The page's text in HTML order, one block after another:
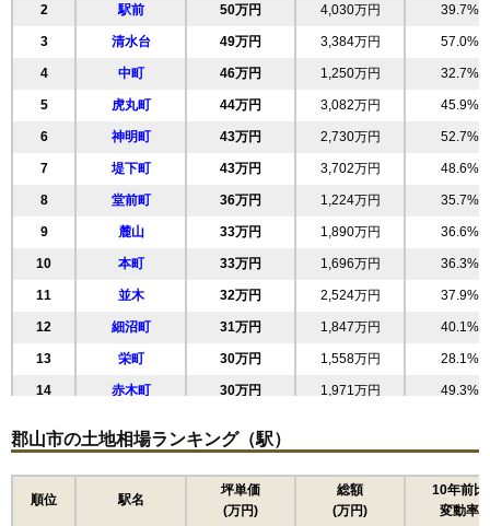
2 駅前 50万円 4,030万円 39.7%
3 清水台 49万円 3,384万円 57.0%
4 中町 46万円 1,250万円 32.7%
5 虎丸町 44万円 3,082万円 45.9%
6 神明町 43万円 2,730万円 52.7%
7 堤下町 43万円 3,702万円 48.6%
8 堂前町 36万円 1,224万円 35.7%
9 麓山 33万円 1,890万円 36.6%
10 本町 33万円 1,696万円 36.3%
11 並木 32万円 2,524万円 37.9%
12 細沼町 31万円 1,847万円 40.1%
13 栄町 30万円 1,558万円 28.1%
14 赤木町 30万円 1,971万円 49.3%
16 備前舘 29万円 2,158万円 43.8%
29万円 2,021万円 36.8%
29万円 2,624万円 29.2%
郡山市の土地相場ランキング（駅）
順位 駅名
坪単価
(万円)
総額
(万円)
10年前比
変動率